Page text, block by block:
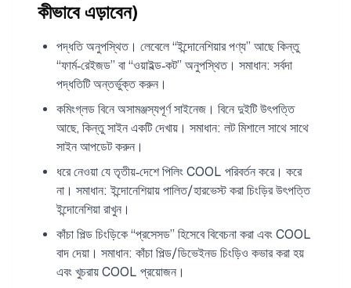
কীভাবে এড়াবেন)
পদ্ধতি অনুপস্থিত। লেবেলে “ইন্দোনেশিয়ার পণ্য” আছে কিন্তু
“ফার্ম‑রেইজড” বা “ওয়াইল্ড‑কট” অনুপস্থিত। সমাধান: সর্বদা
পদ্ধতিটি অন্তর্ভুক্ত করুন।
কমিংগ্লড বিনে অসামঞ্জস্যপূর্ণ সাইনেজ। বিনে দুইটি উৎপত্তি
আছে, কিন্তু সাইন একটি দেখায়। সমাধান: লট মিশালে সাথে সাথে
সাইন আপডেট করুন।
ধরে নেওয়া যে তৃতীয়‑দেশে পিলিং COOL পরিবর্তন করে। করে
না। সমাধান: ইন্দোনেশিয়ায় পালিত/হারভেস্ট করা চিংড়ির উৎপত্তি
ইন্দোনেশিয়া রাখুন।
কাঁচা পিল্ড চিংড়িকে “প্রসেসড” হিসেবে বিবেচনা করা এবং COOL
বাদ দেয়া। সমাধান: কাঁচা পিল্ড/ডিভেইনড চিংড়িও কভার করা হয়
এবং খুচরায় COOL প্রয়োজন।